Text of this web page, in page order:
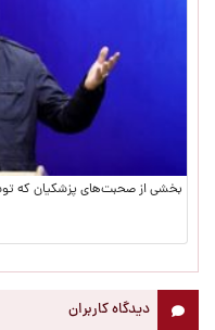
بخشی از صحبت‌های پزشکیان که
دیدگاه کاربران